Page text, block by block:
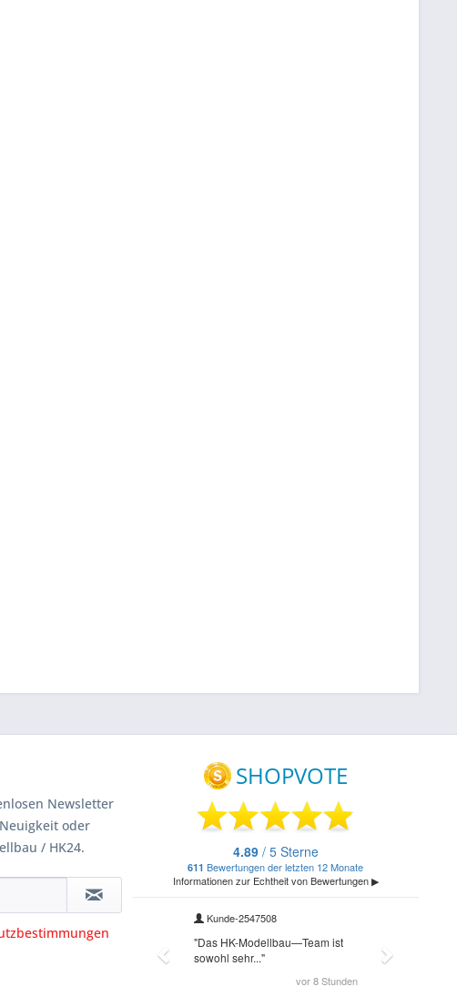
Newsletter
oder
/ HK24.